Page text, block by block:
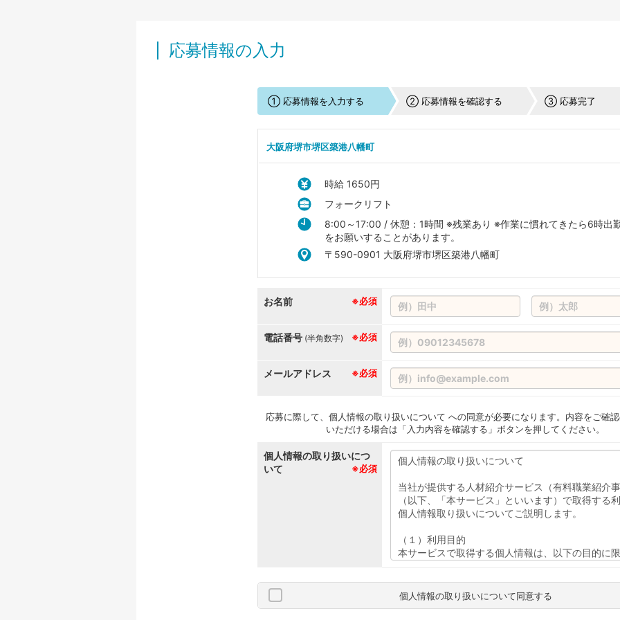
応募情報の入力
① 応募情報を入力する ② 応募情報を確認する ③ 応募完了
大阪府堺市堺区築港八幡町
時給 1650円
フォークリフト
8:00～17:00 / 休憩：1時間 ※残業あり ※作業に慣れてきたら6時出
をお願いすることがあります。
〒590-0901 大阪府堺市堺区築港八幡町
お名前 ※必須
電話番号 ※必須
(半角数字)
メールアドレス ※必須
応募に際して、個人情報の取り扱いについて への同意が必要になります。内容をご確
いただける場合は「入力内容を確認する」ボタンを押してください。
個人情報の取り扱いにつ
いて
※必須
個人情報の取り扱いについて同意する